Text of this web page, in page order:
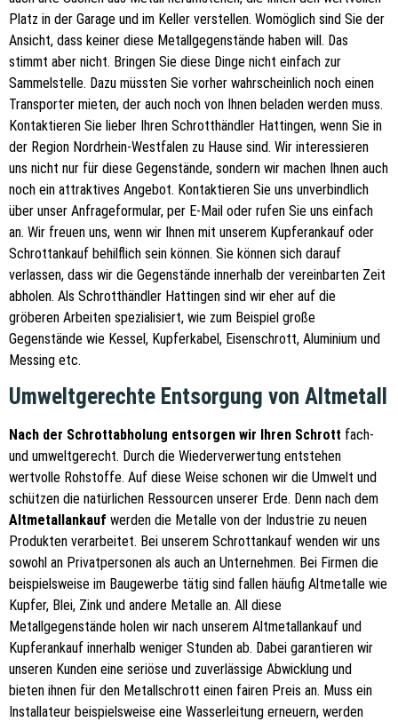
Platz in der Garage und im Keller verstellen. Womöglich sind Sie der
Ansicht, dass keiner diese Metallgegenstände haben will. Das
stimmt aber nicht. Bringen Sie diese Dinge nicht einfach zur
Sammelstelle. Dazu müssten Sie vorher wahrscheinlich noch einen
Transporter mieten, der auch noch von Ihnen beladen werden muss.
Kontaktieren Sie lieber Ihren Schrotthändler Hattingen, wenn Sie in
der Region Nordrhein-Westfalen zu Hause sind. Wir interessieren
uns nicht nur für diese Gegenstände, sondern wir machen Ihnen auch
noch ein attraktives Angebot. Kontaktieren Sie uns unverbindlich
über unser Anfrageformular, per E-Mail oder rufen Sie uns einfach
an. Wir freuen uns, wenn wir Ihnen mit unserem Kupferankauf oder
Schrottankauf behilflich sein können. Sie können sich darauf
verlassen, dass wir die Gegenstände innerhalb der vereinbarten Zeit
abholen. Als Schrotthändler Hattingen sind wir eher auf die
gröberen Arbeiten spezialisiert, wie zum Beispiel große
Gegenstände wie Kessel, Kupferkabel, Eisenschrott, Aluminium und
Messing etc.
Umweltgerechte Entsorgung von Altmetall
Nach der Schrottabholung entsorgen wir Ihren Schrott fach-
und umweltgerecht. Durch die Wiederverwertung entstehen
wertvolle Rohstoffe. Auf diese Weise schonen wir die Umwelt und
schützen die natürlichen Ressourcen unserer Erde. Denn nach dem
Altmetallankauf werden die Metalle von der Industrie zu neuen
Produkten verarbeitet. Bei unserem Schrottankauf wenden wir uns
sowohl an Privatpersonen als auch an Unternehmen. Bei Firmen die
beispielsweise im Baugewerbe tätig sind fallen häufig Altmetalle wie
Kupfer, Blei, Zink und andere Metalle an. All diese
Metallgegenstände holen wir nach unserem Altmetallankauf und
Kupferankauf innerhalb weniger Stunden ab. Dabei garantieren wir
unseren Kunden eine seriöse und zuverlässige Abwicklung und
bieten ihnen für den Metallschrott einen fairen Preis an. Muss ein
Installateur beispielsweise eine Wasserleitung erneuern, werden